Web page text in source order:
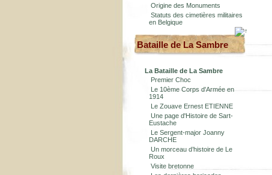
Origine des Monuments
Statuts des cimetières militaires
en Belgique
Bataille de La Sambre
La Bataille de La Sambre
Premier Choc
Le 10ème Corps d'Armée en
1914
Le Zouave Ernest ETIENNE
Une page d'Histoire de Sart-
Eustache
Le Sergent-major Joanny
DARCHE
Un morceau d’histoire de Le
Roux
Visite bretonne